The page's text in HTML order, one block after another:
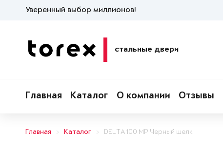
Уверенный выбор миллионов!
стальные двери
Главная Каталог О компании Отзывы
Главная Каталог DELTA 100 MP Черный шелк